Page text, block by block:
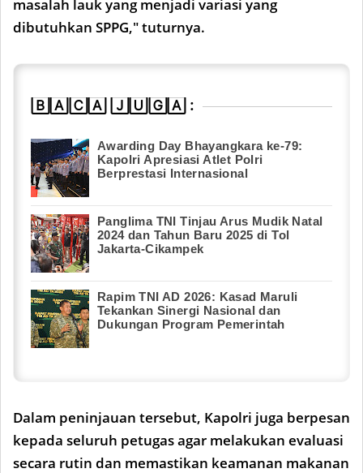
masalah lauk yang menjadi variasi yang
dibutuhkan SPPG," tuturnya.
🄱🄰🄲🄰 🄹🅄🄶🄰 :
Awarding Day Bhayangkara ke-79:
Kapolri Apresiasi Atlet Polri
Berprestasi Internasional
Panglima TNI Tinjau Arus Mudik Natal
2024 dan Tahun Baru 2025 di Tol
Jakarta-Cikampek
Rapim TNI AD 2026: Kasad Maruli
Tekankan Sinergi Nasional dan
Dukungan Program Pemerintah
Dalam peninjauan tersebut, Kapolri juga berpesan
kepada seluruh petugas agar melakukan evaluasi
secara rutin dan memastikan keamanan makanan